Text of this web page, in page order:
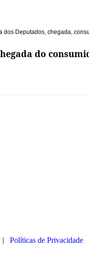
dos Deputados, chegada,
do
| Políticas de Privacidade